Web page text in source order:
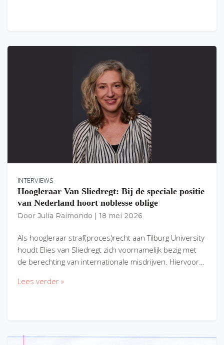
INTERVIEWS
Hoogleraar Van Sliedregt: Bij de speciale positie
van Nederland hoort noblesse oblige
Door Julia Raimondo 18 mei 2026
Als hoogleraar straf(proces)recht aan Tilburg University
houdt Elies van Sliedregt zich voornamelijk bezig met
de berechting van internationale misdrijven. Hiervoor…
Lees verder »